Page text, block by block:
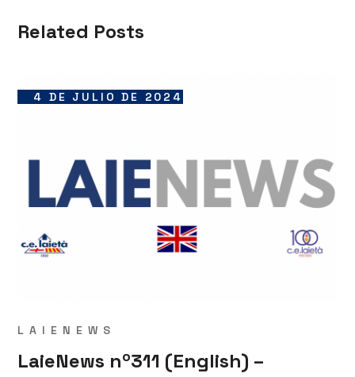
Related Posts
4 DE JULIO DE 2024
LAIENEWS
LaieNews nº311 (English) –